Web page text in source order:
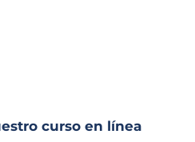
curso en línea